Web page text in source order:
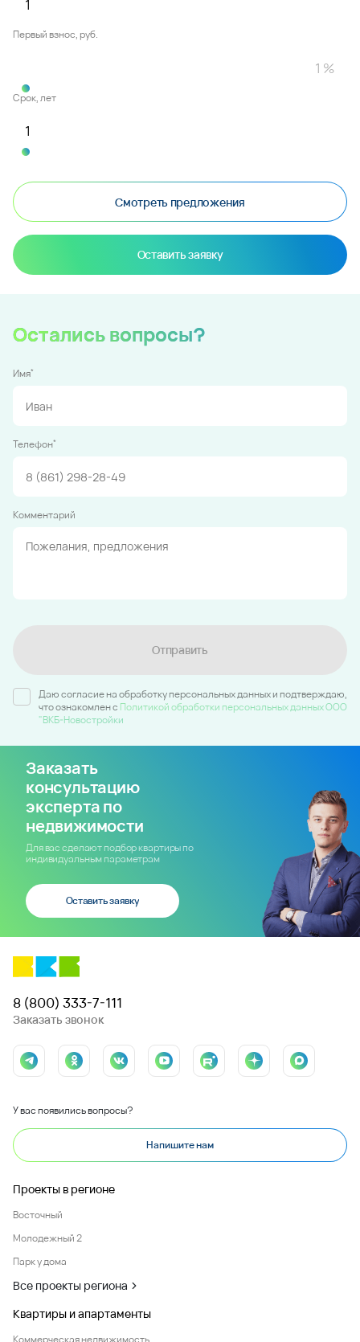
Первый взнос, руб.
Срок, лет
Смотреть предложения
Оставить заявку
Остались вопросы?
Имя*
Телефон*
Комментарий
Отправить
Даю согласие на обработку персональных данных и подтверждаю,
что ознакомлен c Политикой обработки персональных данных ООО
"ВКБ-Новостройки
Заказать
консультацию
эксперта по
недвижимости
Для вас сделают подбор квартиры по
индивидуальным параметрам
Оставить заявку
8 (800) 333-7-111
Заказать звонок
У вас появились вопросы?
Напишите нам
Проекты в регионе
Восточный
Молодежный 2
Парк у дома
Все проекты региона
Квартиры и апартаменты
Коммерческая недвижимость